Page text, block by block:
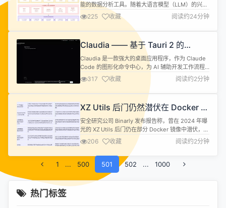
能的数据分析工具。随着大语言模型（LLM）的兴
起，如何将这些前沿的 AI 能力与日常的数据分析工
作相结合，已然成为一个极具探索价值的方向。 基于
此，我们在 Apache Doris 4.0 版本中实现了一系列
LLM 函数。这使得数据分析能够凭借简洁的 SQL 语
句，直接调用大语言模型开展文本处理工作。无论是
从文...
225 收藏 阅读约24分钟
Claudia —— 基于 Tauri 2 的
Claude Code 桌面客户端
Claudia 是一款强大的桌面应用程序，作为 Claude
Code 的图形化命令中心，为 AI 辅助开发工作流程
提供了直观的界面。该应用基于 Tauri 2、React 和
TypeScript 构建，填补了 Claude Code CLI 与开发
者全面视觉体验之间的空白。 Claudia 通过提供功能
丰富的图形用户界面（GUI），改变了开发者与
Cla...
317 收藏 阅读约2分钟
XZ Utils 后门仍然潜伏在 Docker 镜
像中
安全研究公司 Binarly 发布报告称，曾在 2024 年曝
光的 XZ Utils 后门仍在部分 Docker 镜像中潜伏，提
醒开发者和运维人员容器供应链的潜在风险仍未彻底
消除。 xz-utils 软件包曾在 2024 年被发现存在严重
后门（CVE‑2024‑3094，CVSS 10.0 分）。该后门
通过 liblzma.so 对 OpenSSH 函数加钩...
206 收藏 阅读约2分钟
1 ... 500 501 502 ... 1000
热门标签